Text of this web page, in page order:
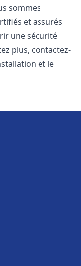
sommes
et assurés
une sécurité
plus, contactez-
et le